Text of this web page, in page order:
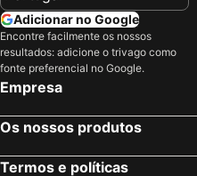
Adicionar no Google
Encontre facilmente os nossos
resultados: adicione o trivago como
fonte preferencial no Google.
Empresa
Os nossos produtos
Termos e políticas